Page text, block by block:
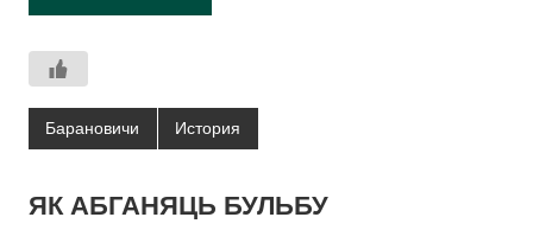
Барановичи История
ЯК АБГАНЯЦЬ БУЛЬБУ